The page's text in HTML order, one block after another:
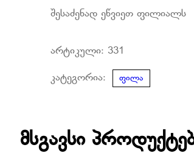
შესაძენად ეწვიეთ ფილიალს
არტიკული: 331
კატეგორია: ფილა
მსგავსი